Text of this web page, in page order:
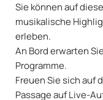
Sie können auf
musikalische
erleben.
An Bord erwarten
Programme.
Freuen Sie sich auf
Passage auf Live-